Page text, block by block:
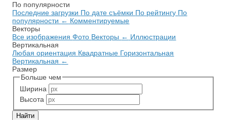
По популярности
Последние загрузки По дате съёмки По рейтингу По
популярности ← Комментируемые
Векторы
Все изображенияФото Векторы ← Иллюстрации
Вертикальная
Любая ориентация Квадратные Горизонтальная
Вертикальная ←
Размер
Больше чем
Ширина
Высота